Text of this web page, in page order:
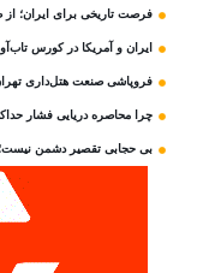
فرصت تاریخی برای ایران؛ از صندوق ۳۰۰ میلیارد دلاری تا بازپس گیری
ایران و آمریکا در کورس
فروپاشی صنعت هتل‌داری تهران در جنگ | ۸ هزار
چرا محاصره دریایی فشار
بی‌ حجابی تقصیر دشمن